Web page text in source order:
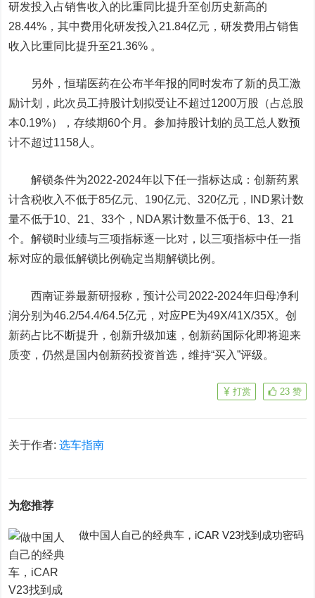
研发投入占销售收入的比重同比提升至创历史新高的
28.44%，其中费用化研发投入21.84亿元，研发费用占销售
收入比重同比提升至21.36% 。
另外，恒瑞医药在公布半年报的同时发布了新的员工激
励计划，此次员工持股计划拟受让不超过1200万股（占总股
本0.19%），存续期60个月。参加持股计划的员工总人数预
计不超过1158人。
解锁条件为2022-2024年以下任一指标达成：创新药累
计含税收入不低于85亿元、190亿元、320亿元，IND累计数
量不低于10、21、33个，NDA累计数量不低于6、13、21
个。解锁时业绩与三项指标逐一比对，以三项指标中任一指
标对应的最低解锁比例确定当期解锁比例。
西南证券最新研报称，预计公司2022-2024年归母净利
润分别为46.2/54.4/64.5亿元，对应PE为49X/41X/35X。创
新药占比不断提升，创新升级加速，创新药国际化即将迎来
质变，仍然是国内创新药投资首选，维持“买入”评级。
23 赞
打赏
关于作者:选车指南
为您推荐
做中国人自己的经典车，iCAR V23找到成功密码